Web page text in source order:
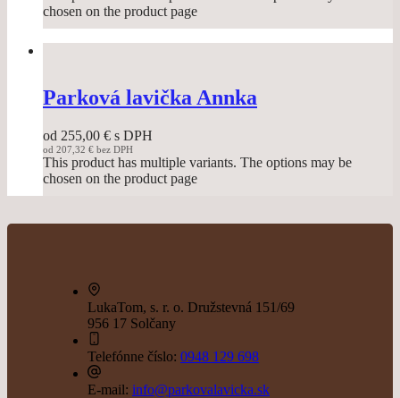
chosen on the product page
Parková lavička Annka
od 255,00 € s DPH
od 207,32 € bez DPH
This product has multiple variants. The options may be
chosen on the product page
LukaTom, s. r. o. Družstevná 151/69
956 17 Solčany
Telefónne číslo: 0948 129 698
E-mail: info@parkovalavicka.sk